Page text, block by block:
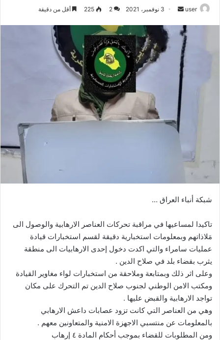
user
أرسل
إلكترونيا
3 نوفمبر، 2021 2
225 أقل من دقيقة
شبكة أنباء العراق …
تاكيدا لمساعيها في مراقبة تحركات العناصر الارهابية والوصول الى
مَلاذاتهم وبمعلومات استخبارية دقيقة لقسم استخبارات قيادة
عمليات سامراء والتي اكدت دخول إحدى الارهابيات الى منطقة
يثرب بقضاء بلد في صلاح الدين .
وعلى اثر ذلك وبمتابعة وملاحقة من استخبارات لواء مغاوير القيادة
ومكتب الامن الوطني لجنوب صلاح الدين تم التحرك على مكان
تواجد الارهابية والقبض عليها .
وهي من العناصر التي كانت تزود عصابات داعش الارهابي
بالمعلومات عن منتسبي الاجهزة الامنية والمتعاونين معهم .
ومن المطلوبات للقضاء بموجب أحكام المادة ٤ إرهاب